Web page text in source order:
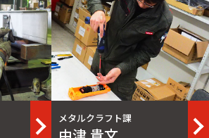
メタルクラフト課